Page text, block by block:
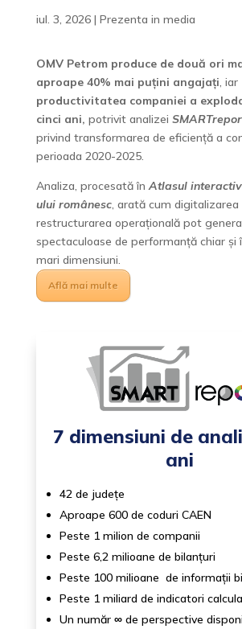
iul. 3, 2026| Prezenta in media
OMV Petrom produce de două ori
aproape 40% mai puțini angajați , iar
productivitatea companiei a
cinci ani, potrivit analizei
privind transformarea de eficiență a
perioada 2020-2025.
Analiza, procesată în Atlasul
ului românesc, arată cum digitalizarea
restructurarea operațională pot
spectaculoase de performanță chiar și
mari dimensiuni.
Află mai multe
7 dimensiuni de
ani
42 de județe
Aproape 600 de coduri CAEN
Peste 1 milion de companii
Peste 6,2 milioane de bilanțuri
Peste 100 milioane de informații
Peste 1 miliard de indicatori
Un număr ∞de perspective